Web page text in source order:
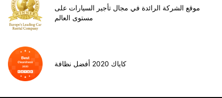
موقع الشركة الرائدة في مجال تأجير السيارات على
مستوى العالم
كاياك 2020 أفضل نظافة